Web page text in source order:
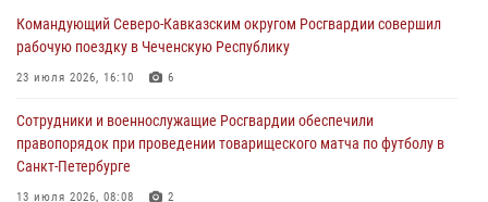
операция войск правопорядка
07 августа 2026, 15:28
пресечена противоправная деятельность, связанная с пропагандой
терроризма (видео)
07 августа 2026, 13:30
Командующий Северо-Кавказским округом Росгвардии совершил
рабочую поездку в Чеченскую Республику
23 июля 2026, 16:10 6
Сотрудники и военнослужащие Росгвардии обеспечили
правопорядок при проведении товарищеского матча по футболу в
Санкт-Петербурге
13 июля 2026, 08:08 2